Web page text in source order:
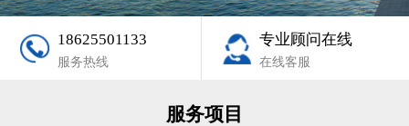
18625501133
服务热线
专业顾问在线
在线客服
服务项目